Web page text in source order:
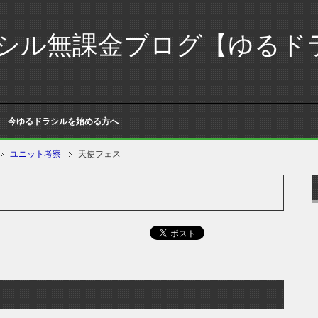
ル無課金ブログ【ゆるド
今ゆるドラシルを始める方へ
ユニット考察 天使フェス